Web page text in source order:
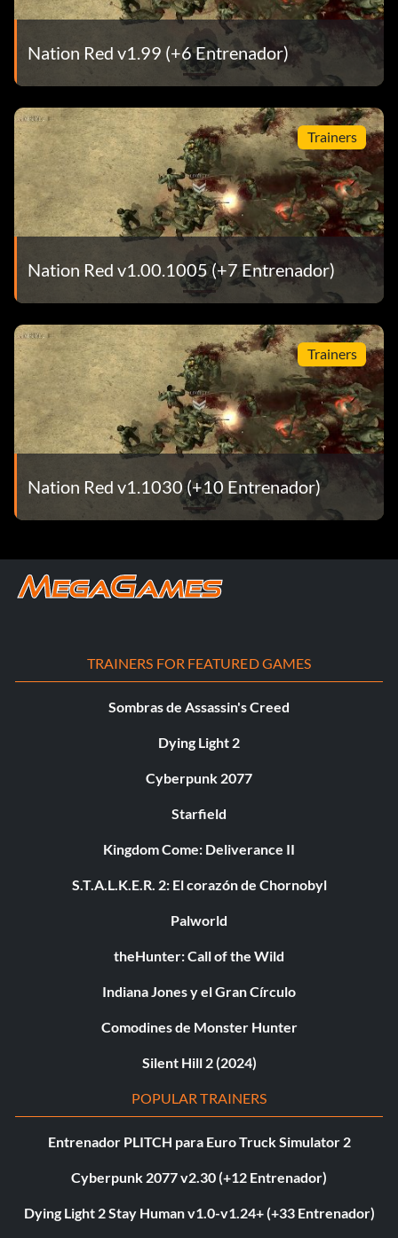
Nation Red v1.99 (+6 Entrenador)
Trainers
Nation Red v1.00.1005 (+7 Entrenador)
Trainers
Nation Red v1.1030 (+10 Entrenador)
TRAINERS FOR FEATURED GAMES
Sombras de Assassin's Creed
Dying Light 2
Cyberpunk 2077
Starfield
Kingdom Come: Deliverance II
S.T.A.L.K.E.R. 2: El corazón de Chornobyl
Palworld
theHunter: Call of the Wild
Indiana Jones y el Gran Círculo
Comodines de Monster Hunter
Silent Hill 2 (2024)
POPULAR TRAINERS
Entrenador PLITCH para Euro Truck Simulator 2
Cyberpunk 2077 v2.30 (+12 Entrenador)
Dying Light 2 Stay Human v1.0-v1.24+ (+33 Entrenador)